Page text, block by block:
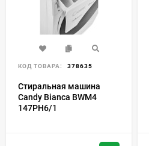
КОД ТОВАРА: 378635
Стиральная машина
Candy Bianca BWM4
147PH6/1